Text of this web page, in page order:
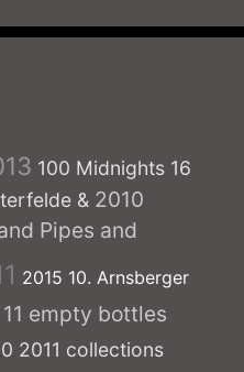
100 Midnights 16
& 2010
Pipes and
2015 10. Arnsberger
11 empty bottles
2011 collections